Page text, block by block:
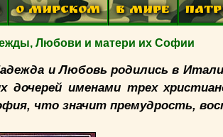
О МИРСКОМ В МИРЕ
Любови и матери их Софии
и Любовь родились в
дочерей именами трех
что значит премудрость,